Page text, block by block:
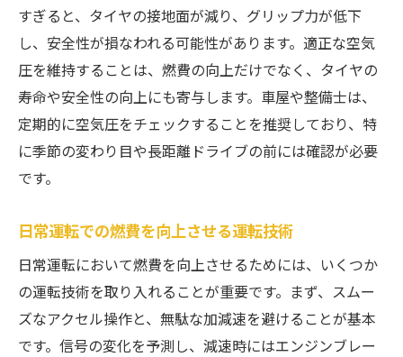
すぎると、タイヤの接地面が減り、グリップ力が低下
し、安全性が損なわれる可能性があります。適正な空気
圧を維持することは、燃費の向上だけでなく、タイヤの
寿命や安全性の向上にも寄与します。車屋や整備士は、
定期的に空気圧をチェックすることを推奨しており、特
に季節の変わり目や長距離ドライブの前には確認が必要
です。
日常運転での燃費を向上させる運転技術
日常運転において燃費を向上させるためには、いくつか
の運転技術を取り入れることが重要です。まず、スムー
ズなアクセル操作と、無駄な加減速を避けることが基本
です。信号の変化を予測し、減速時にはエンジンブレー